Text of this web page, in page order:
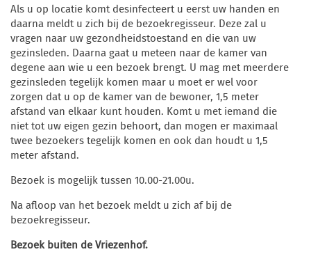
Als u op locatie komt desinfecteert u eerst uw handen en
daarna meldt u zich bij de bezoekregisseur. Deze zal u
vragen naar uw gezondheidstoestand en die van uw
gezinsleden. Daarna gaat u meteen naar de kamer van
degene aan wie u een bezoek brengt. U mag met meerdere
gezinsleden tegelijk komen maar u moet er wel voor
zorgen dat u op de kamer van de bewoner, 1,5 meter
afstand van elkaar kunt houden. Komt u met iemand die
niet tot uw eigen gezin behoort, dan mogen er maximaal
twee bezoekers tegelijk komen en ook dan houdt u 1,5
meter afstand.
Bezoek is mogelijk tussen 10.00-21.00u.
Na afloop van het bezoek meldt u zich af bij de
bezoekregisseur.
Bezoek buiten de Vriezenhof.